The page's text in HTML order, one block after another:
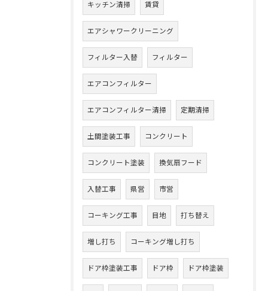
キッチン清掃 賃貸
エアシャワークリーニング
フィルター入替 フィルター
エアコンフィルター
エアコンフィルター清掃 定期清掃
土間塗装工事 コンクリート
コンクリート塗装 換気扇フード
入替工事 県営 市営
コーキング工事 目地 打ち替え
増し打ち コーキング増し打ち
ドア枠塗装工事 ドア枠 ドア枠塗装